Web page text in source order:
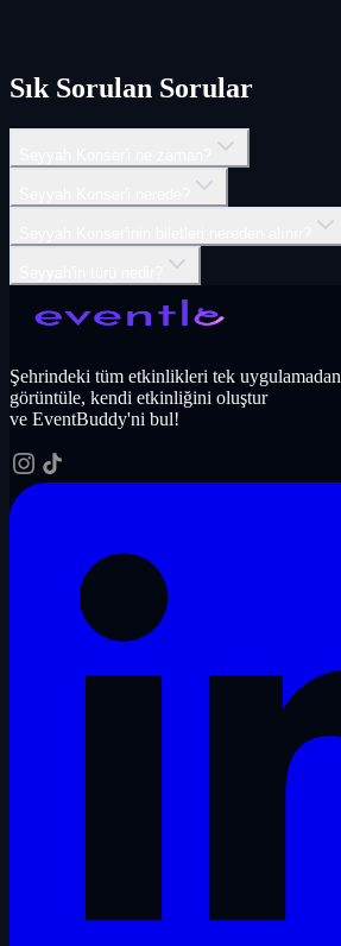
Sık Sorulan Sorular
Şehrindeki tüm etkinlikleri tek uygulamadan
görüntüle, kendi etkinliğini oluştur
ve EventBuddy'ni bul!